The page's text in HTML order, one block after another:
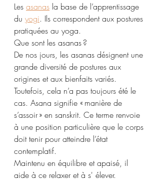
Les asanas la base de l’apprentissage
du yogi. Ils correspondent aux postures
pratiquées au yoga.
Que sont les asanas ?
De nos jours, les asanas désignent une
grande diversité de postures aux
origines et aux bienfaits variés.
Toutefois, cela n’a pas toujours été le
cas. Asana signifie « manière de
s’assoir » en sanskrit. Ce terme renvoie
à une position particulière que le corps
doit tenir pour atteindre l’état
contemplatif.
Maintenu en équilibre et apaisé, il
aide à ce relaxer et à s' élever.